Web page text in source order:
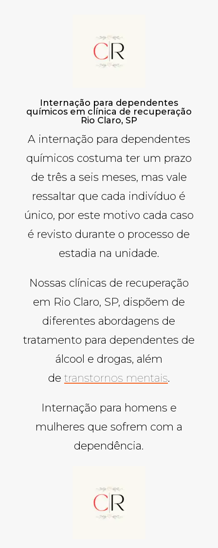
Internação para dependentes
químicos em clínica de recuperação
Rio Claro, SP
A internação para dependentes
químicos costuma ter um prazo
de três a seis meses, mas vale
ressaltar que cada indivíduo é
único, por este motivo cada caso
é revisto durante o processo de
estadia na unidade.
Nossas clínicas de recuperação
em Rio Claro, SP, dispõem de
diferentes abordagens de
tratamento para dependentes de
álcool e drogas, além
de transtornos mentais.
Internação para homens e
mulheres que sofrem com a
dependência.